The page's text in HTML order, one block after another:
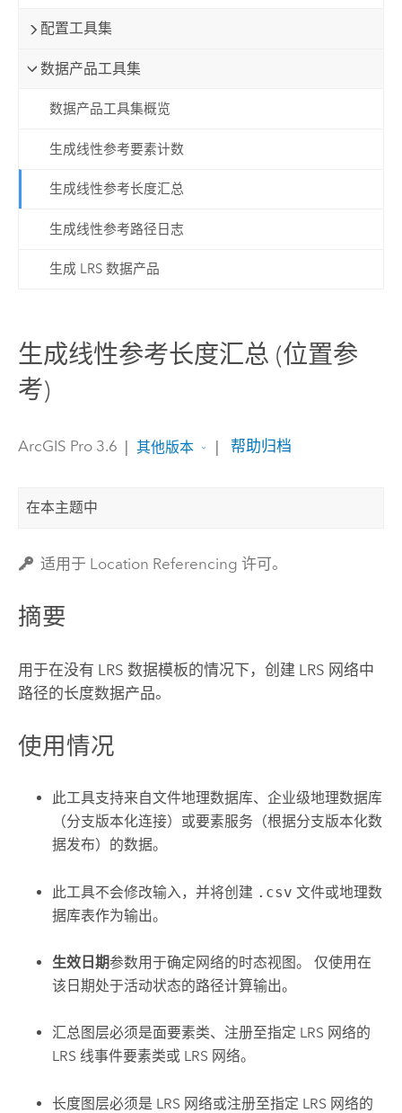
配置工具集
数据产品工具集
数据产品工具集概览
生成线性参考要素计数
生成线性参考长度汇总
生成线性参考路径日志
生成 LRS 数据产品
生成线性参考长度汇总 (位置参
考)
ArcGIS Pro 3.6 | 其他版本 | 帮助归档
在本主题中
适用于 Location Referencing 许可。
摘要
用于在没有 LRS 数据模板的情况下，创建 LRS 网络中
路径的长度数据产品。
使用情况
此工具支持来自文件地理数据库、企业级地理数据库
（分支版本化连接）或要素服务（根据分支版本化数
据发布）的数据。
此工具不会修改输入，并将创建 .csv 文件或地理数
据库表作为输出。
生效日期参数用于确定网络的时态视图。 仅使用在
该日期处于活动状态的路径计算输出。
汇总图层必须是面要素类、注册至指定 LRS 网络的
LRS 线事件要素类或 LRS 网络。
长度图层必须是 LRS 网络或注册至指定 LRS 网络的